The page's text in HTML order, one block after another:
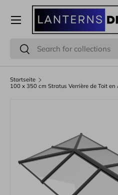
Direkt zum Inhalt
Suchen
Suchen
Menü
Startseite
100 x 350 cm Stratus Verrière de Toit